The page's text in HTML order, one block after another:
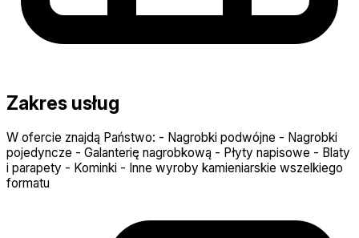
Zakres usług
W ofercie znajdą Państwo: - Nagrobki podwójne - Nagrobki
pojedyncze - Galanterię nagrobkową - Płyty napisowe - Blaty
i parapety - Kominki - Inne wyroby kamieniarskie wszelkiego
formatu